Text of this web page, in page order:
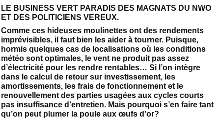
LE BUSINESS VERT PARADIS DES MAGNATS DU NWO
ET DES POLITICIENS VEREUX.
Comme ces hideuses moulinettes ont des rendements
imprévisibles, il faut bien les aider à tourner. Puisque,
hormis quelques cas de localisations où les conditions
météo sont optimales, le vent ne produit pas assez
d’électricité pour les rendre rentables… Si l’on intègre
dans le calcul de retour sur investissement, les
amortissements, les frais de fonctionnement et le
renouvellement des parties usagées aux cycles courts
pas insuffisance d’entretien. Mais pourquoi s’en faire tant
qu’on peut plumer la poule aux œufs d’or?